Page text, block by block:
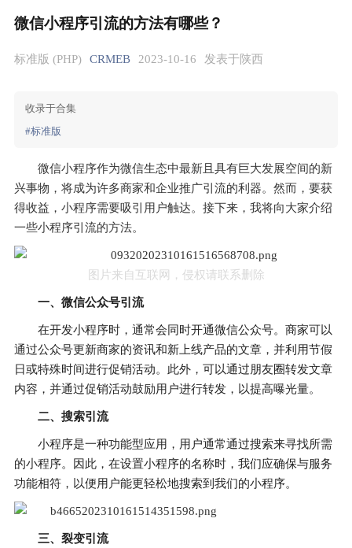
微信小程序引流的方法有哪些？
标准版 (PHP) CRMEB 2023-10-16 发表于陕西
收录于合集
#标准版
微信小程序作为微信生态中最新且具有巨大发展空间的新
兴事物，将成为许多商家和企业推广引流的利器。然而，要获
得收益，小程序需要吸引用户触达。接下来，我将向大家介绍
一些小程序引流的方法。
图片来自互联网，侵权请联系删除
一、微信公众号引流
在开发小程序时，通常会同时开通微信公众号。商家可以
通过公众号更新商家的资讯和新上线产品的文章，并利用节假
日或特殊时间进行促销活动。此外，可以通过朋友圈转发文章
内容，并通过促销活动鼓励用户进行转发，以提高曝光量。
二、搜索引流
小程序是一种功能型应用，用户通常通过搜索来寻找所需
的小程序。因此，在设置小程序的名称时，我们应确保与服务
功能相符，以便用户能更轻松地搜索到我们的小程序。
三、裂变引流